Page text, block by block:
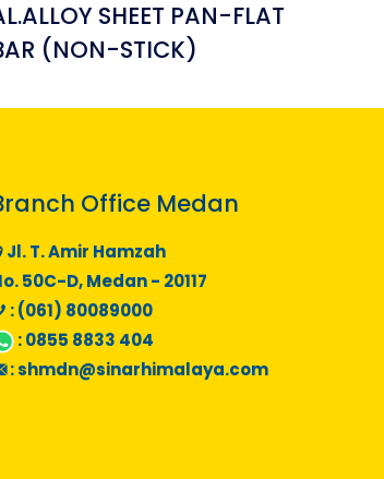
SHEET PAN-FLAT
(NON-STICK)
Office Medan
Jl. T. Amir Hamzah
50C-D, Medan - 20117
: (061) 80089000
:0855 8833 404
:shmdn@sinarhimalaya.com